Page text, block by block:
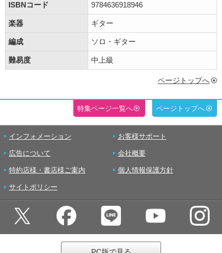
ISBNコード 9784636918946
楽器 ギター
編成 ソロ・ギター
難易度 中上級
ページトップへ
特集ページ一覧へ ページトップへ
インフォメーション お客様サポート
広告について 会社概要
特約店様・書店様ご案内 個人情報保護方針
サイトポリシー